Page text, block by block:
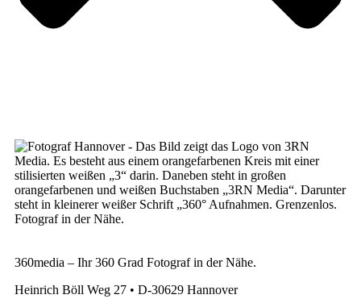
360media – Ihr 360 Grad Fotograf in der Nähe.
Heinrich Böll Weg 27 • D-30629 Hannover